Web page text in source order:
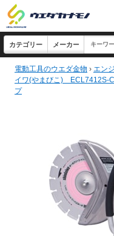
電動工具のウエダ金物 › エン
イワ(やまびこ) ECL7412S-
プ